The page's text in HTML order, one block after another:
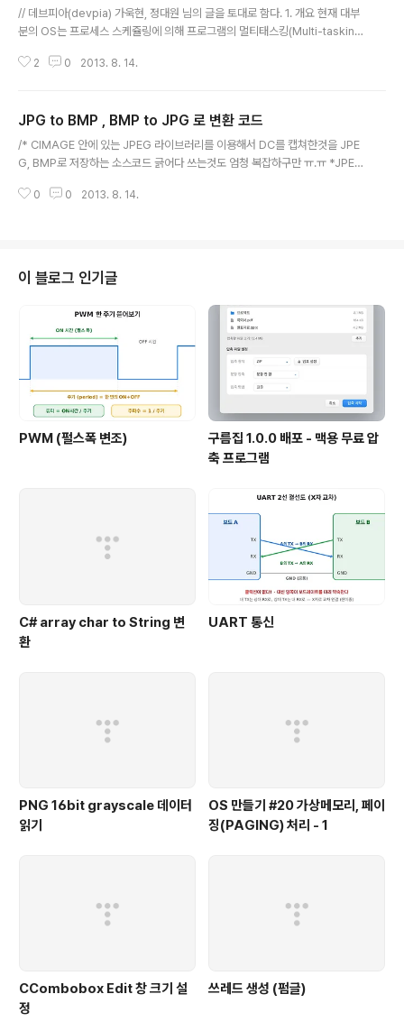
종료시 AfxThreadEnd() 함수 처리. - 외부에서 종료 처리할수 있음 - Termi
nateThread..
// 데브피아(devpia) 가욱현, 정대원 님의 글을 토대로 함다. 1. 개요 현재 대부
분의 OS는 프로세스 스케쥴링에 의해 프로그램의 멀티태스킹(Multi-taskin
라서(slice) 순서대로 CPU를 사용하게끔 하는 것 인데, 사용자는 마치 동시에
는 프로세스 한 개만 놓고 보자. 한 프로세스는 구성면에서 [텍스트]-[데이터]-
[스택] 영역으로 구성되어있고, 기능면에서는 텍스트의 모듈들은 각각의 역할
을 가지고 있다. 프로세스에서의 공유메모리영역을 제외한 부분끼리 묶어서
2 0 2013. 8. 14.
JPG to BMP , BMP to JPG 로 변환 코드
/* CIMAGE 안에 있는 JPEG 라이브러리를 이용해서 DC를 캡쳐한것을 JPE
G, BMP로 저장하는 소스코드 긁어다 쓰는것도 엄청 복잡하구만 ㅠ.ㅠ *JPEG
*JPG는 CODEGURU 참조 *ppt 를 전체화면으로 뛰웠을때 파워포인트를 캡
#endif struct ima_error_mgr { stru..
0 0 2013. 8. 14.
이 블로그 인기글
PWM (펄스폭 변조)
구름집 1.0.0 배포 - 맥용 무료 압
축 프로그램
C# array char to String 변
환
UART 통신
PNG 16bit grayscale 데이터
읽기
OS 만들기 #20 가상메모리, 페이
징(PAGING) 처리 - 1
CCombobox Edit 창 크기 설
정
쓰레드 생성 (펌글)